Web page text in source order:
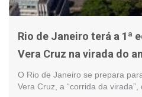
Rio de Janeiro terá a 1ª
Vera Cruz na virada do
O Rio de Janeiro se prepara
Vera Cruz, a “corrida da